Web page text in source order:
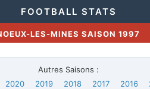
FOOTBALL STATS
LES-MINES SAISON 1997
Autres Saisons :
2020 2019 2018 2017 2016